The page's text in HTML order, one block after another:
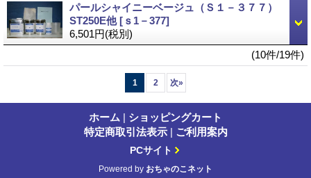
パールシャイニーベージュ（Ｓ１－３７７）
ST250E他[ｓ1－377]
6,501円(税別)
(10件/19件)
1 2 次»
ホーム | ショッピングカート
特定商取引法表示 | ご利用案内
PCサイト
Powered by おちゃのこネット